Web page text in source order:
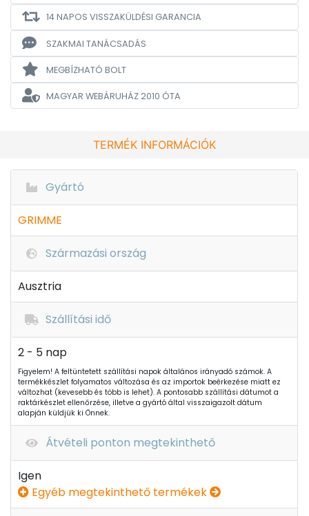
14 NAPOS VISSZAKÜLDÉSI GARANCIA
SZAKMAI TANÁCSADÁS
MEGBÍZHATÓ BOLT
MAGYAR WEBÁRUHÁZ2010 ÓTA
TERMÉK INFORMÁCIÓK
Gyártó
GRIMME
Származási ország
Ausztria
Szállítási idő
2 - 5 nap
Figyelem! A feltüntetett szállítási napok általános irányadó számok. A
termékkészlet folyamatos változása és az importok beérkezése miatt ez
változhat (kevesebb és több is lehet). A pontosabb szállítási dátumot a
raktárkészlet ellenőrzése, illetve a gyártó által visszaigazolt dátum
alapján küldjük ki Önnek.
Átvételi ponton megtekinthető
Igen
Egyéb megtekinthető termékek